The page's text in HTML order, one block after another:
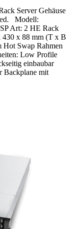
Server Gehäuse
Modell:
Art: 2 HE Rack
430 x 88 mm (T x B
Swap Rahmen
Low Profile
einbaubar
Backplane mit